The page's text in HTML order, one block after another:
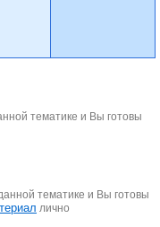
тематике и Вы готовы
тематике и Вы готовы
лично